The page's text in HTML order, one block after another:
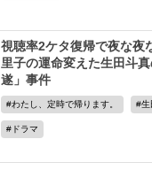
視聴率2ケタ復帰で夜な
里子の運命変えた生田斗
遂」事件
わたし、定時で帰ります。 生
ドラマ